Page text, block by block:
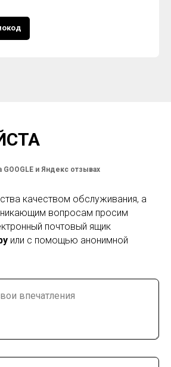
GOOGLE и Яндекс отзывах
качеством обслуживания, а
вопросам просим
почтовый ящик
или с помощью анонимной